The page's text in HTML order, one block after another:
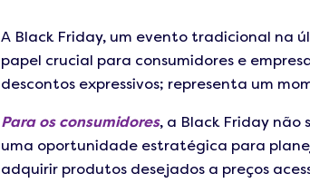
A Black Friday, um evento tradicional na
papel crucial para consumidores e
descontos expressivos; representa um
Para os consumidores, a Black Friday não
uma oportunidade estratégica para
adquirir produtos desejados a preços